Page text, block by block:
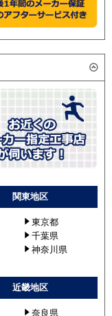
関東地区
東京都
千葉県
神奈川県
近畿地区
奈良県